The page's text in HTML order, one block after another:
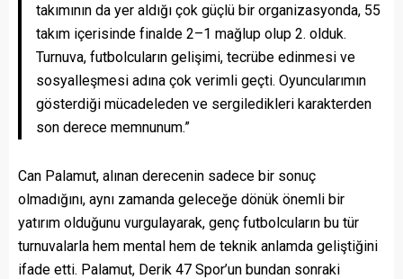
takımının da yer aldığı çok güçlü bir organizasyonda, 55
takım içerisinde finalde 2–1 mağlup olup 2. olduk.
Turnuva, futbolcuların gelişimi, tecrübe edinmesi ve
sosyalleşmesi adına çok verimli geçti. Oyuncularımın
gösterdiği mücadeleden ve sergiledikleri karakterden
son derece memnunum.”
Can Palamut, alınan derecenin sadece bir sonuç
olmadığını, aynı zamanda geleceğe dönük önemli bir
yatırım olduğunu vurgulayarak, genç futbolcuların bu tür
turnuvalarla hem mental hem de teknik anlamda geliştiğini
ifade etti. Palamut, Derik 47 Spor’un bundan sonraki